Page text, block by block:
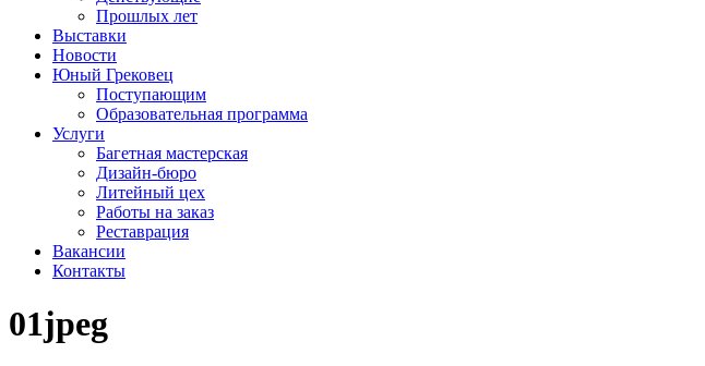
Прошлых лет
Выставки
Новости
Юный Грековец
Поступающим
Образовательная программа
Услуги
Багетная мастерская
Дизайн-бюро
Литейный цех
Работы на заказ
Реставрация
Вакансии
Контакты
01jpeg